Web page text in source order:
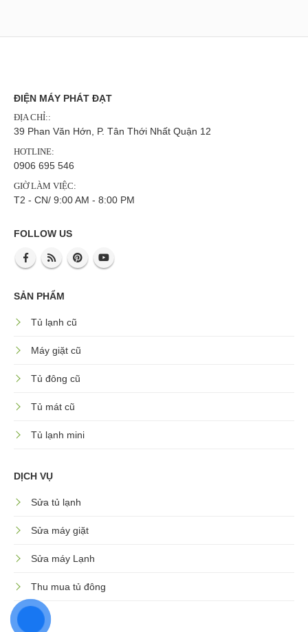
ĐIỆN MÁY PHÁT ĐẠT
ĐỊA CHỈ::
39 Phan Văn Hớn, P. Tân Thới Nhất Quận 12
HOTLINE:
0906 695 546
GIỜ LÀM VIỆC:
T2 - CN/ 9:00 AM - 8:00 PM
FOLLOW US
SẢN PHẨM
Tủ lạnh cũ
Máy giặt cũ
Tủ đông cũ
Tủ mát cũ
Tủ lạnh mini
DỊCH VỤ
Sửa tủ lạnh
Sửa máy giặt
Sửa máy Lạnh
Thu mua tủ đông